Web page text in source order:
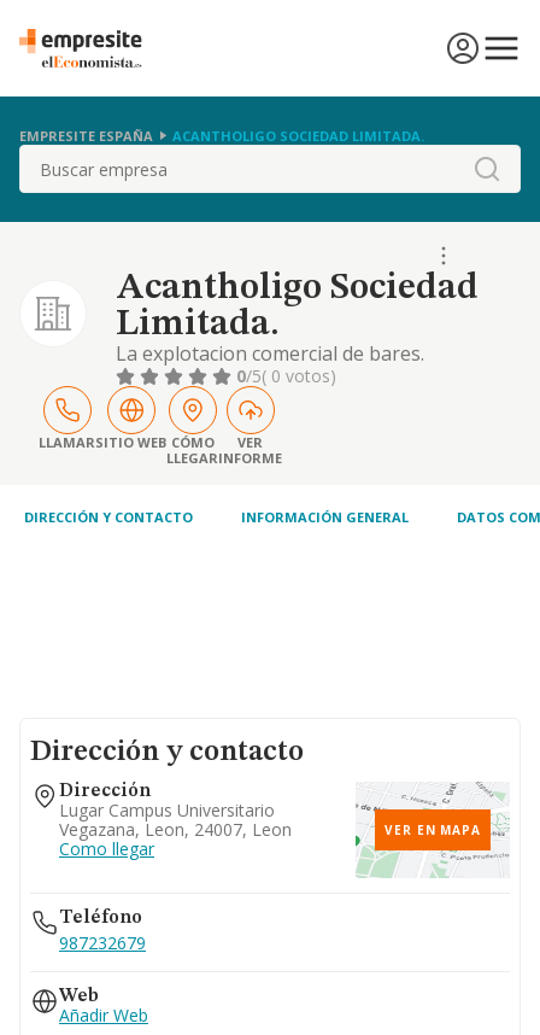
EMPRESITE ESPAÑA ACANTHOLIGO SOCIEDAD LIMITADA.
Buscar
Acantholigo Sociedad
Limitada.
La explotacion comercial de bares.
restaurantes. cafeterias, hoteles y en
general de todo tipo de negocios de
hosteleria y restauracion, tanto de forma
directa como mediante la formula de cesion
a terceros.
0/5( 0 votos)
LLAMARSITIO WEB CÓMO
LLEGAR
VER
INFORME
DIRECCIÓN Y CONTACTO INFORMACIÓN GENERAL DATOS
Dirección y contacto
Dirección
Lugar Campus Universitario
Vegazana, Leon, 24007, Leon
Como llegar
VER EN MAPA
Teléfono
987232679
Web
Añadir Web